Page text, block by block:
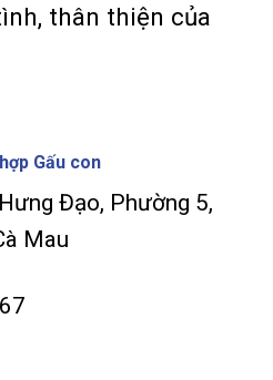
thân thiện của
Gấu con
Đạo, Phường 5,
Mau